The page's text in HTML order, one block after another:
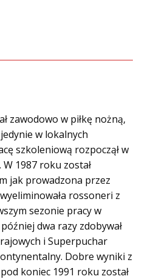
zawodowo w piłkę nożną,
w lokalnych
szkoleniową rozpoczął w
1987 roku został
jak prowadzona przez
rossoneri z
sezonie pracy w
dwa razy zdobywał
i Superpuchar
Dobre wyniki z
koniec 1991 roku został